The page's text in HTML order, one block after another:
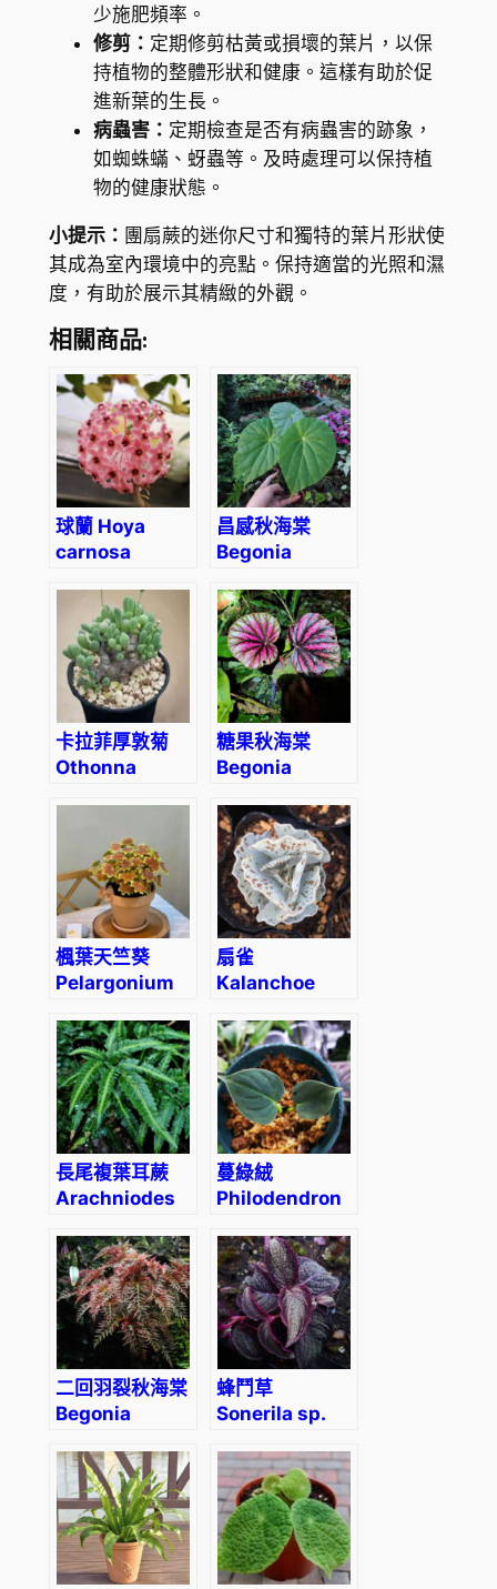
少施肥頻率。
修剪： 定期修剪枯黃或損壞的葉片，以保
持植物的整體形狀和健康。這樣有助於促
進新葉的生長。
病蟲害： 定期檢查是否有病蟲害的跡象，
如蜘蛛蟎、蚜蟲等。及時處理可以保持植
物的健康狀態。
小提示： 團扇蕨的迷你尺寸和獨特的葉片形狀使
其成為室內環境中的亮點。保持適當的光照和濕
度，有助於展示其精緻的外觀。
相關商品:
球蘭 Hoya
carnosa
昌感秋海棠
Begonia
卡拉菲厚敦菊
Othonna
糖果秋海棠
Begonia
Stripes’
楓葉天竺葵
Pelargonium
centennial’
扇雀
Kalanchoe
長尾複葉耳蕨
Arachniodes
‘Variegata’
蔓綠絨
Philodendron
二回羽裂秋海棠
Begonia
蜂鬥草
Sonerila sp.